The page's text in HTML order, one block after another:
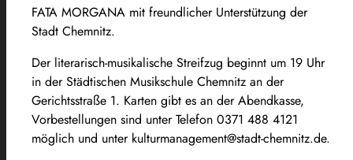
FATA MORGANA mit freundlicher Unterstützung der
Stadt Chemnitz.
Der literarisch-musikalische Streifzug beginnt um 19 Uhr
in der Städtischen Musikschule Chemnitz an der
Gerichtsstraße 1. Karten gibt es an der Abendkasse,
Vorbestellungen sind unter Telefon 0371 488 4121
möglich und unter kulturmanagement@stadt-chemnitz.de.